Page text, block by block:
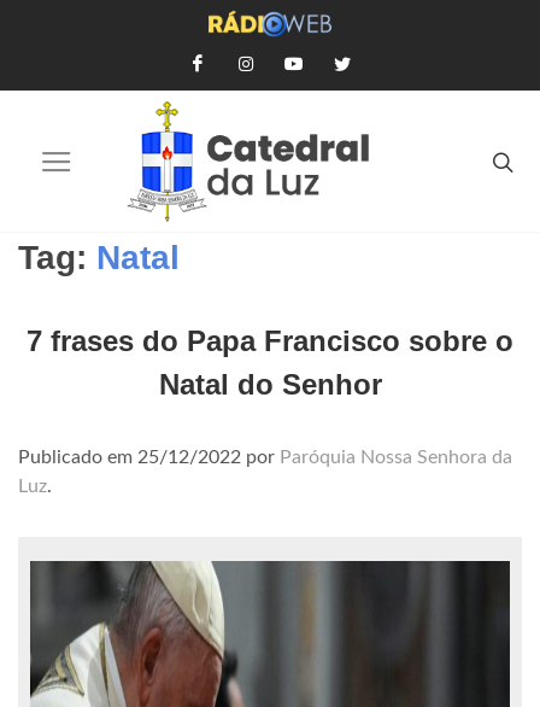
Tag: Natal
7 frases do Papa Francisco sobre o
Natal do Senhor
Publicado em 25/12/2022 por Paróquia Nossa Senhora da
Luz.